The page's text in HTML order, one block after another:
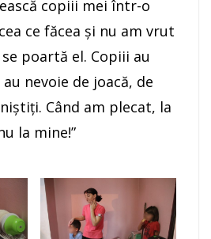
copiii mei într-o
ce făcea şi nu am vrut
poartă el. Copiii au
nevoie de joacă, de
Când am plecat, la
la mine!”